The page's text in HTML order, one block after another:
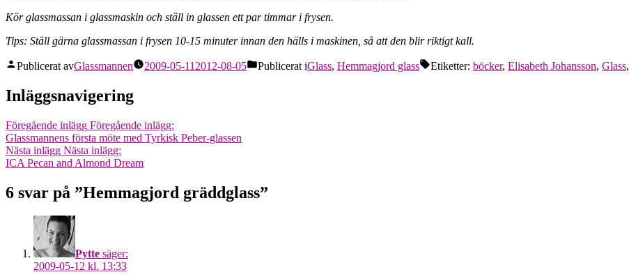
Kör glassmassan i glassmaskin och ställ in glassen ett par timmar i frysen.
Tips: Ställ gärna glassmassan i frysen 10-15 minuter innan den hälls i maskinen, så att den blir riktigt kall.
Publicerat avGlassmannen 2009-05-11 2012-08-05 Publicerat iGlass, Hemmagjord glass Etiketter: böcker, Elisabeth Johansson, Glass,
Inläggsnavigering
Föregående inlägg Föregående inlägg:
Glassmannens första möte med Tyrkisk Peber-glassen
Nästa inlägg Nästa inlägg:
ICA Pecan and Almond Dream
6 svar på ”Hemmagjord gräddglass”
Pytte säger:
2009-05-12 kl. 13:33